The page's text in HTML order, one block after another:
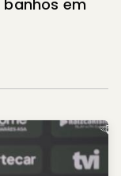
em